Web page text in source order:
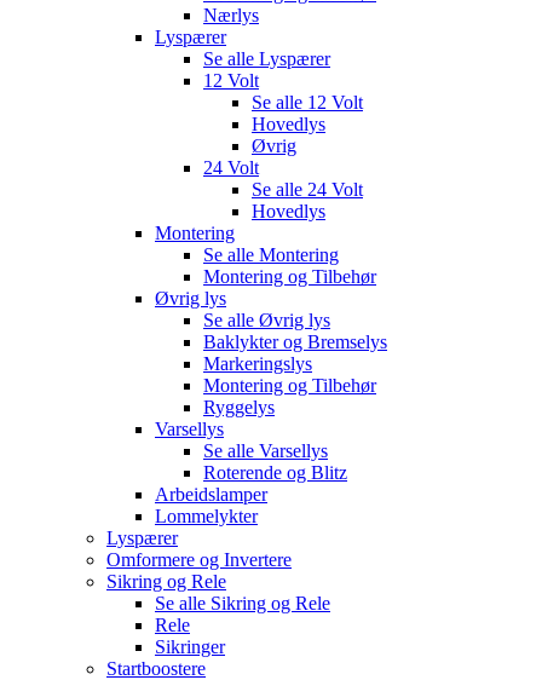
Nærlys
Lyspærer
Se alle Lyspærer
12 Volt
Se alle 12 Volt
Hovedlys
Øvrig
24 Volt
Se alle 24 Volt
Hovedlys
Montering
Se alle Montering
Montering og Tilbehør
Øvrig lys
Se alle Øvrig lys
Baklykter og Bremselys
Markeringslys
Montering og Tilbehør
Ryggelys
Varsellys
Se alle Varsellys
Roterende og Blitz
Arbeidslamper
Lommelykter
Lyspærer
Omformere og Invertere
Sikring og Rele
Se alle Sikring og Rele
Rele
Sikringer
Startboostere